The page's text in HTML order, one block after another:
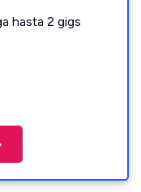
hasta 2 gigs